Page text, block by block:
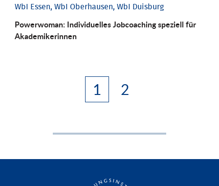
WbI Essen, WbI Oberhausen, WbI Duisburg
Powerwoman: Individu­elles Job­coaching speziell für
Aka­demiker­innen
1 2